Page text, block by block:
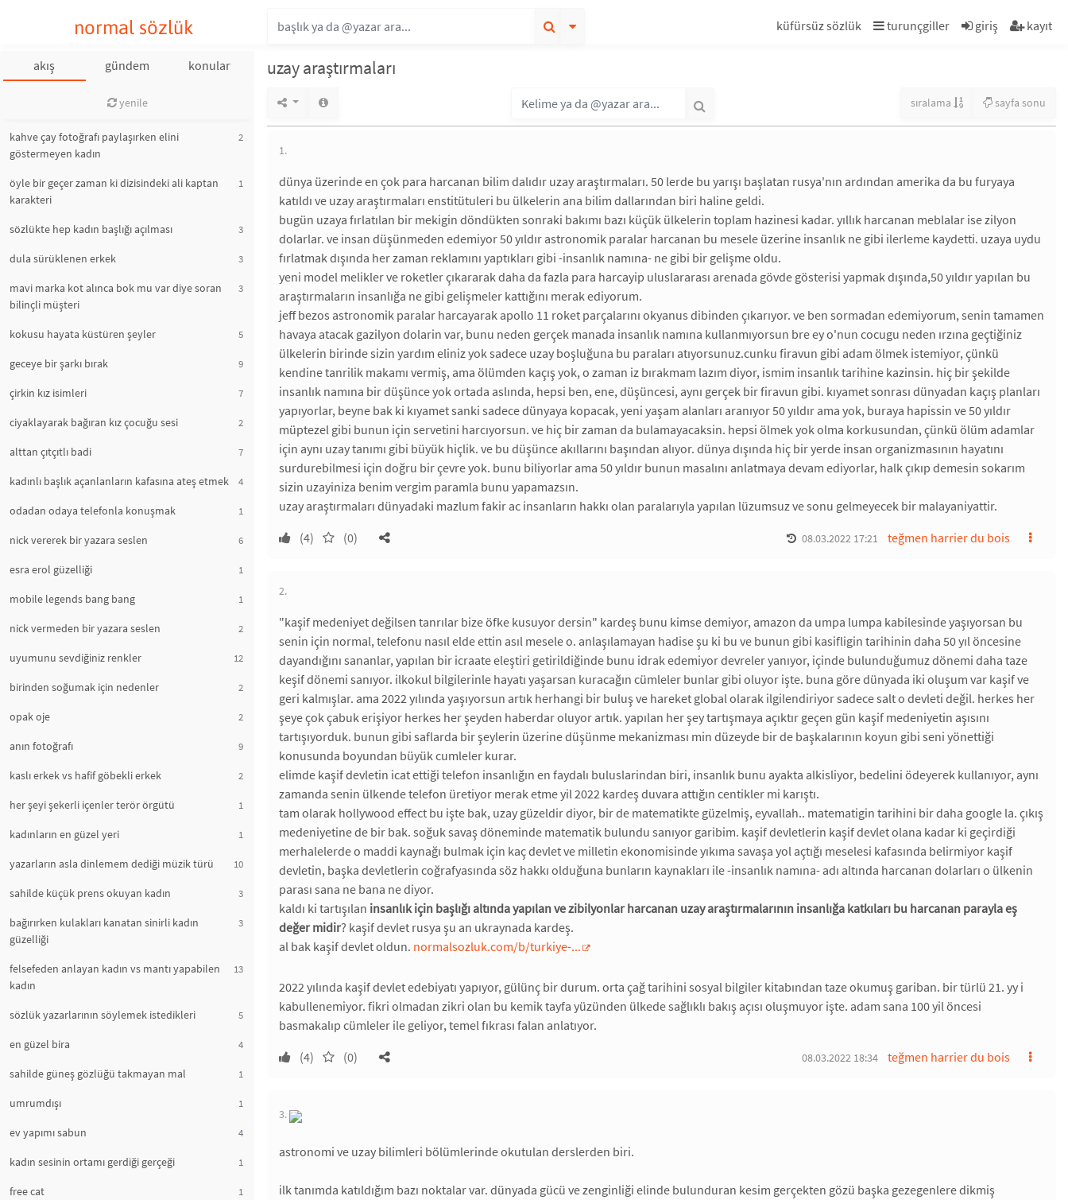
normal sözlük küfürsüz sözlük turunçgiller giriş kayıt
akış gündem konular
yenile
kahve çay fotoğrafı paylaşırken elini
göstermeyen kadın
2
öyle bir geçer zaman ki dizisindeki ali kaptan
karakteri
1
sözlükte hep kadın başlığı açılması 3
dula sürüklenen erkek 3
mavi marka kot alınca bok mu var diye soran
bilinçli müşteri
3
kokusu hayata küstüren şeyler 5
geceye bir şarkı bırak 9
çirkin kız isimleri 7
ciyaklayarak bağıran kız çocuğu sesi 2
alttan çıtçıtlı badi 7
kadınlı başlık açanlanların kafasına ateş etmek 4
odadan odaya telefonla konuşmak 1
nick vererek bir yazara seslen 6
esra erol güzelliği 1
mobile legends bang bang 1
nick vermeden bir yazara seslen 2
uyumunu sevdiğiniz renkler 12
birinden soğumak için nedenler 2
opak oje 2
anın fotoğrafı 9
kaslı erkek vs hafif göbekli erkek 2
her şeyi şekerli içenler terör örgütü 1
kadınların en güzel yeri 1
yazarların asla dinlemem dediği müzik türü 10
sahilde küçük prens okuyan kadın 3
bağırırken kulakları kanatan sinirli kadın
güzelliği
3
felsefeden anlayan kadın vs mantı yapabilen
kadın
13
sözlük yazarlarının söylemek istedikleri 5
en güzel bira 4
sahilde güneş gözlüğü takmayan mal 1
umrumdışı 1
ev yapımı sabun 4
kadın sesinin ortamı gerdiği gerçeği 1
free cat 1
uzay araştırmaları
sıralama sayfa sonu
1.
dünya üzerinde en çok para harcanan bilim dalıdır uzay araştırmaları. 50 lerde bu yarışı başlatan rusya'nın ardından amerika da bu furyaya
katıldı ve uzay araştırmaları enstitütuleri bu ülkelerin ana bilim dallarından biri haline geldi.
bugün uzaya fırlatılan bir mekigin döndükten sonraki bakımı bazı küçük ülkelerin toplam hazinesi kadar. yıllık harcanan meblalar ise zilyon
dolarlar. ve insan düşünmeden edemiyor 50 yıldır astronomik paralar harcanan bu mesele üzerine insanlık ne gibi ilerleme kaydetti. uzaya uydu
fırlatmak dışında her zaman reklamını yaptıkları gibi -insanlık namına- ne gibi bir gelişme oldu.
yeni model melikler ve roketler çıkararak daha da fazla para harcayip uluslararası arenada gövde gösterisi yapmak dışında,50 yıldır yapılan bu
araştırmaların insanlığa ne gibi gelişmeler kattığını merak ediyorum.
jeff bezos astronomik paralar harcayarak apollo 11 roket parçalarını okyanus dibinden çıkarıyor. ve ben sormadan edemiyorum, senin tamamen
havaya atacak gazilyon dolarin var, bunu neden gerçek manada insanlık namına kullanmıyorsun bre ey o'nun cocugu neden ırzına geçtiğiniz
ülkelerin birinde sizin yardım eliniz yok sadece uzay boşluğuna bu paraları atıyorsunuz.cunku firavun gibi adam ölmek istemiyor, çünkü
kendine tanrilik makamı vermiş, ama ölümden kaçış yok, o zaman iz bırakmam lazım diyor, ismim insanlık tarihine kazinsin. hiç bir şekilde
insanlık namına bir düşünce yok ortada aslında, hepsi ben, ene, düşüncesi, aynı gerçek bir firavun gibi. kıyamet sonrası dünyadan kaçış planları
yapıyorlar, beyne bak ki kıyamet sanki sadece dünyaya kopacak, yeni yaşam alanları aranıyor 50 yıldır ama yok, buraya hapissin ve 50 yıldır
müptezel gibi bunun için servetini harcıyorsun. ve hiç bir zaman da bulamayacaksin. hepsi ölmek yok olma korkusundan, çünkü ölüm adamlar
için aynı uzay tanımı gibi büyük hiçlik. ve bu düşünce akıllarını başından alıyor. dünya dışında hiç bir yerde insan organizmasının hayatını
surdurebilmesi için doğru bir çevre yok. bunu biliyorlar ama 50 yıldır bunun masalını anlatmaya devam ediyorlar, halk çıkıp demesin sokarım
sizin uzayiniza benim vergim paramla bunu yapamazsın.
uzay araştırmaları dünyadaki mazlum fakir ac insanların hakkı olan paralarıyla yapılan lüzumsuz ve sonu gelmeyecek bir malayaniyattir.
(4)
(0) teğmen harrier du bois
08.03.2022 17:21
2.
"kaşif medeniyet değilsen tanrılar bize öfke kusuyor dersin" kardeş bunu kimse demiyor, amazon da umpa lumpa kabilesinde yaşıyorsan bu
senin için normal, telefonu nasıl elde ettin asıl mesele o. anlaşılamayan hadise şu ki bu ve bunun gibi kasifligin tarihinin daha 50 yıl öncesine
dayandığını sananlar, yapılan bir icraate eleştiri getirildiğinde bunu idrak edemiyor devreler yanıyor, içinde bulunduğumuz dönemi daha taze
keşif dönemi sanıyor. ilkokul bilgilerinle hayatı yaşarsan kuracağın cümleler bunlar gibi oluyor işte. buna göre dünyada iki oluşum var kaşif ve
geri kalmışlar. ama 2022 yılında yaşıyorsun artık herhangi bir buluş ve hareket global olarak ilgilendiriyor sadece salt o devleti değil. herkes her
şeye çok çabuk erişiyor herkes her şeyden haberdar oluyor artık. yapılan her şey tartışmaya açıktır geçen gün kaşif medeniyetin aşısını
tartışıyorduk. bunun gibi saflarda bir şeylerin üzerine düşünme mekanizması min düzeyde bir de başkalarının koyun gibi seni yönettiği
konusunda boyundan büyük cumleler kurar.
elimde kaşif devletin icat ettiği telefon insanlığın en faydalı buluslarindan biri, insanlık bunu ayakta alkisliyor, bedelini ödeyerek kullanıyor, aynı
zamanda senin ülkende telefon üretiyor merak etme yil 2022 kardeş duvara attığın centikler mi karıştı.
tam olarak hollywood effect bu işte bak, uzay güzeldir diyor, bir de matematikte güzelmiş, eyvallah.. matematigin tarihini bir daha google la. çıkış
medeniyetine de bir bak. soğuk savaş döneminde matematik bulundu sanıyor garibim. kaşif devletlerin kaşif devlet olana kadar ki geçirdiği
merhalelerde o maddi kaynağı bulmak için kaç devlet ve milletin ekonomisinde yıkıma savaşa yol açtığı meselesi kafasında belirmiyor kaşif
devletin, başka devletlerin coğrafyasında söz hakkı olduğuna bunların kaynakları ile -insanlık namına- adı altında harcanan dolarları o ülkenin
parası sana ne bana ne diyor.
kaldı ki tartışılan insanlık için başlığı altında yapılan ve zibilyonlar harcanan uzay araştırmalarının insanlığa katkıları bu harcanan parayla eş
değer midir? kaşif devlet rusya şu an ukraynada kardeş.
al bak kaşif devlet oldun. normalsozluk.com/b/turkiye-...
2022 yılında kaşif devlet edebiyatı yapıyor, gülünç bir durum. orta çağ tarihini sosyal bilgiler kitabından taze okumuş gariban. bir türlü 21. yy i
kabullenemiyor. fikri olmadan zikri olan bu kemik tayfa yüzünden ülkede sağlıklı bakış açısı oluşmuyor işte. adam sana 100 yil öncesi
basmakalıp cümleler ile geliyor, temel fıkrası falan anlatıyor.
(4)
(0) teğmen harrier du bois
08.03.2022 18:34
3.
astronomi ve uzay bilimleri bölümlerinde okutulan derslerden biri.
ilk tanımda katıldığım bazı noktalar var. dünyada gücü ve zenginliği elinde bulunduran kesim gerçekten gözü başka gezegenlere dikmiş